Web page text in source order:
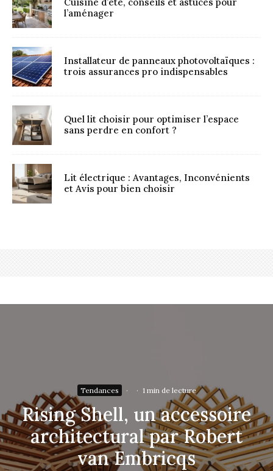
l’aménager
Installateur de panneaux photovoltaïques :
trois assurances pro indispensables
Quel lit choisir pour optimiser l’espace
sans perdre en confort ?
Lit électrique : Avantages, Inconvénients
et Avis pour bien choisir
Tendances · · 1 min de lecture
Rising Shell, un accessoire
architectural par Robert
van Embricqs